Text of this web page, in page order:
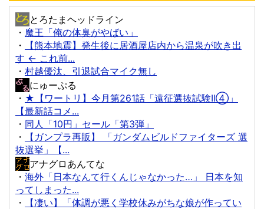
とろたまヘッドライン
・ 魔王「俺の体臭がやばい」
・
【熊本地震】発生後に居酒屋店内から温泉が吹き出
す ← これ前...
・ 村越優汰、引退試合マイク無し
にゅーぷる
・ ★【ワートリ】今月第261話「遠征選抜試験Ⅱ④」
【最新話コメ...
・ 同人「10円」セール「第3弾」
・
【ガンプラ再販】 「ガンダムビルドファイターズ 選
抜選挙」【...
アナグロあんてな
・ 海外「日本なんて行くんじゃなかった…」 日本を知
ってしまった...
・
【凄い】「体調が悪く学校休みがちな娘が作ってい